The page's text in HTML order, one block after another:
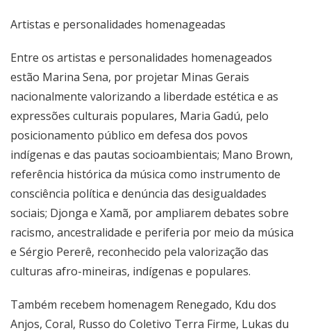
Artistas e personalidades homenageadas
Entre os artistas e personalidades homenageados
estão Marina Sena, por projetar Minas Gerais
nacionalmente valorizando a liberdade estética e as
expressões culturais populares, Maria Gadú, pelo
posicionamento público em defesa dos povos
indígenas e das pautas socioambientais; Mano Brown,
referência histórica da música como instrumento de
consciência política e denúncia das desigualdades
sociais; Djonga e Xamã, por ampliarem debates sobre
racismo, ancestralidade e periferia por meio da música
e Sérgio Pererê, reconhecido pela valorização das
culturas afro-mineiras, indígenas e populares.
Também recebem homenagem Renegado, Kdu dos
Anjos, Coral, Russo do Coletivo Terra Firme, Lukas du